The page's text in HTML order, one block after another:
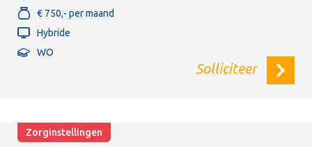
€ 750,- per maand
Hybride
WO
Solliciteer
Zorginstellingen